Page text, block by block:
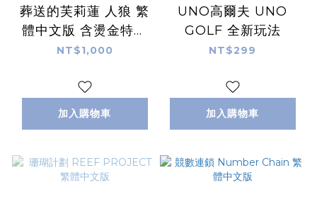
葬送的芙莉蓮 人狼 繁
體中文版 含燙金特典
卡
NT$1,000
加入購物車
UNO高爾夫 UNO
GOLF 全新玩法
NT$299
加入購物車